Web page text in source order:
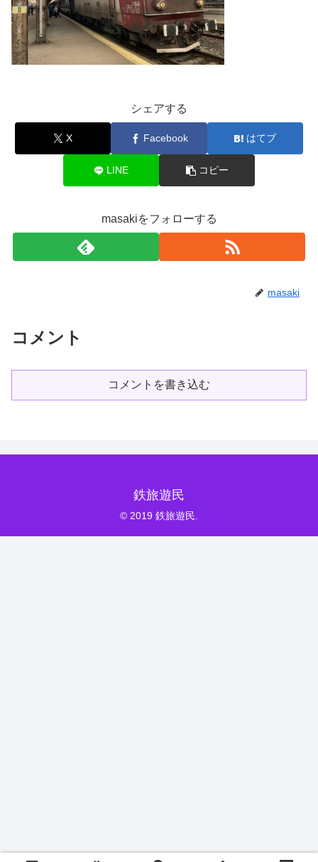
シェアする
X Facebook はてブ
LINE コピー
masakiをフォローする
masaki
コメント
コメントを書き込む
鉄旅遊民
© 2019 鉄旅遊民.